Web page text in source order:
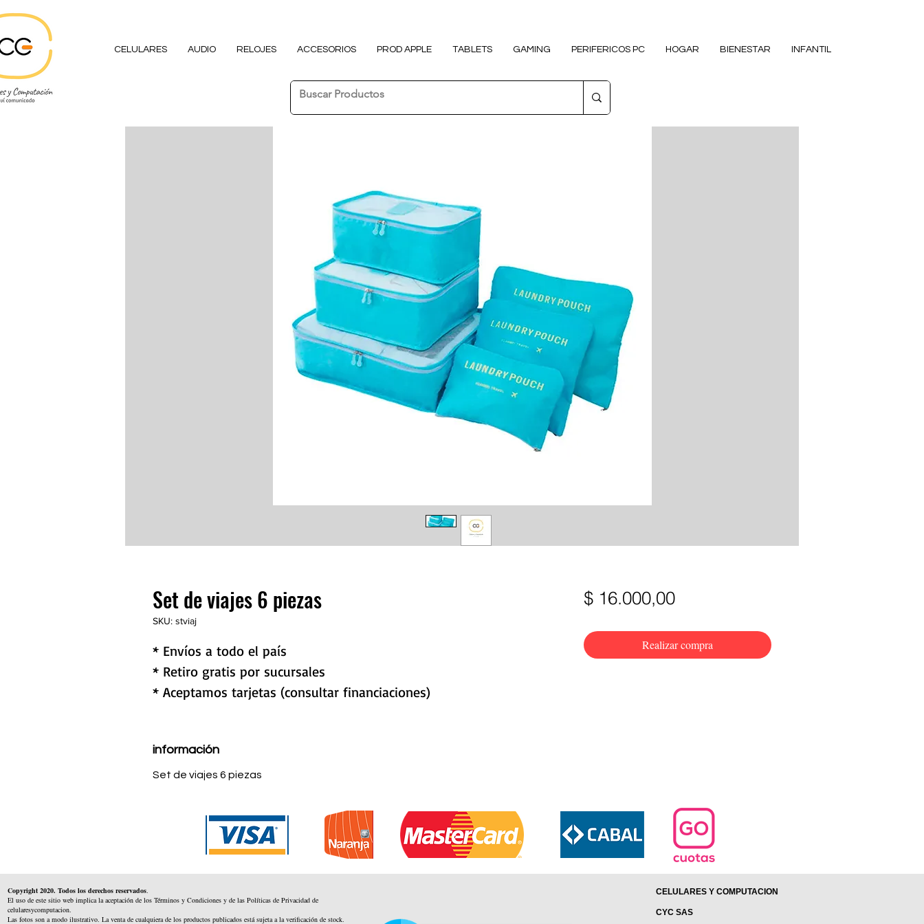
CELULARES AUDIO RELOJES ACCESORIOS PROD APPLE TABLETS GAMING PERIFERICOS PC HOGAR BIENESTAR INFANTIL
Set de viajes 6 piezas
SKU: stviaj
* Envíos a todo el país
* Retiro gratis por sucursales
* Aceptamos tarjetas (consultar financiaciones)
información
Set de viajes 6 piezas
$ 16.000,00Precio
Realizar compra
Copyright 2020. Todos los derechos reservados.
El uso de este sitio web implica la aceptación de los Términos y Condiciones y de las Políticas de Privacidad de
celularesycomputacion.
Las fotos son a modo ilustrativo. La venta de cualquiera de los productos publicados está sujeta a la verificación de stock.
CELULARES Y COMPUTACION
CYC SAS